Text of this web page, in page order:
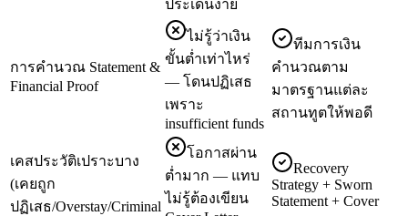
ประเด็นง่าย
การคำนวณ Statement &
Financial Proof
ไม่รู้ว่าเงิน
ขั้นต่ำเท่าไหร่
— โดนปฏิเสธ
เพราะ
insufficient funds
ทีมการเงิน
คำนวณตาม
มาตรฐานแต่ละ
สถานทูตให้พอดี
เคสประวัติเปราะบาง
(เคยถูก
ปฏิเสธ/Overstay/Criminal
โอกาสผ่าน
ต่ำมาก — แทบ
ไม่รู้ต้องเขียน
Recovery
Strategy + Sworn
Statement + Cover